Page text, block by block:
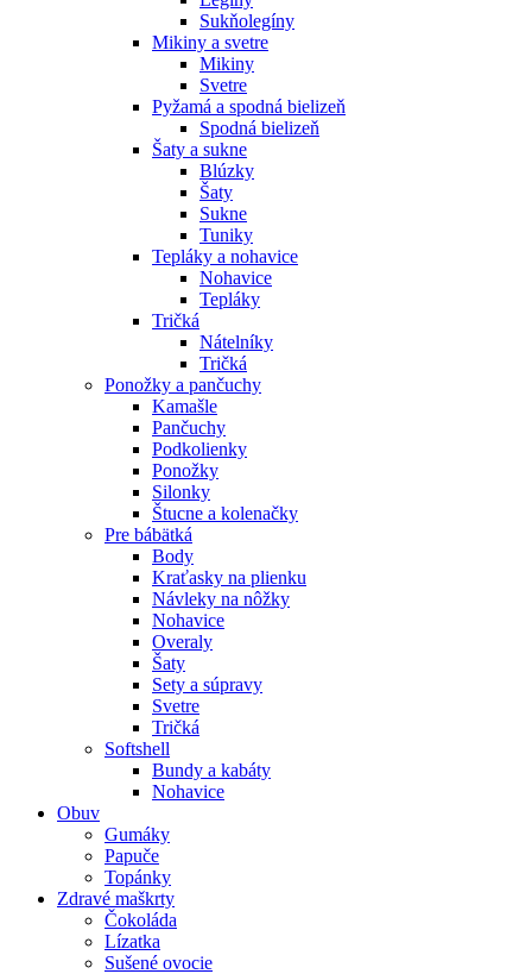
Sukňolegíny
Mikiny a svetre
Mikiny
Svetre
Pyžamá a spodná bielizeň
Spodná bielizeň
Šaty a sukne
Blúzky
Šaty
Sukne
Tuniky
Tepláky a nohavice
Nohavice
Tepláky
Tričká
Nátelníky
Tričká
Ponožky a pančuchy
Kamašle
Pančuchy
Podkolienky
Ponožky
Silonky
Štucne a kolenačky
Pre bábätká
Body
Kraťasky na plienku
Návleky na nôžky
Nohavice
Overaly
Šaty
Sety a súpravy
Svetre
Tričká
Softshell
Bundy a kabáty
Nohavice
Obuv
Gumáky
Papuče
Topánky
Zdravé maškrty
Čokoláda
Lízatka
Sušené ovocie